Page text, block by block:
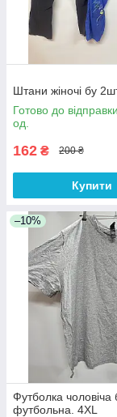
Штани жіночі бу
Готово до
од.
162 ₴ 200 ₴
Купити
–10%
Футболка чоловіча
футбольна. 4XL